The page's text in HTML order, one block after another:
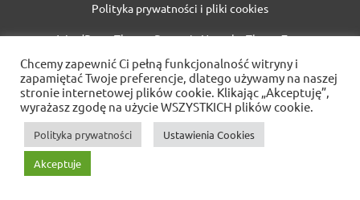
Polityka prywatności i pliki cookies
WordPress Theme: Dynamic News by ThemeZee.
Chcemy zapewnić Ci pełną funkcjonalność witryny i
zapamiętać Twoje preferencje, dlatego używamy na naszej
stronie internetowej plików cookie. Klikając „Akceptuję”,
wyrażasz zgodę na użycie WSZYSTKICH plików cookie.
Polityka prywatności Ustawienia Cookies
Akceptuje